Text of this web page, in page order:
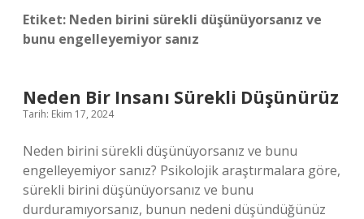
Etiket: Neden birini sürekli düşünüyorsanız ve
bunu engelleyemiyor sanız
Neden Bir Insanı Sürekli Düşünürüz
Tarih: Ekim 17, 2024
Neden birini sürekli düşünüyorsanız ve bunu
engelleyemiyor sanız? Psikolojik araştırmalara göre,
sürekli birini düşünüyorsanız ve bunu
durduramıyorsanız, bunun nedeni düşündüğünüz